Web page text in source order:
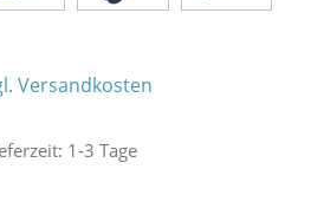
Versandkosten
1-3 Tage